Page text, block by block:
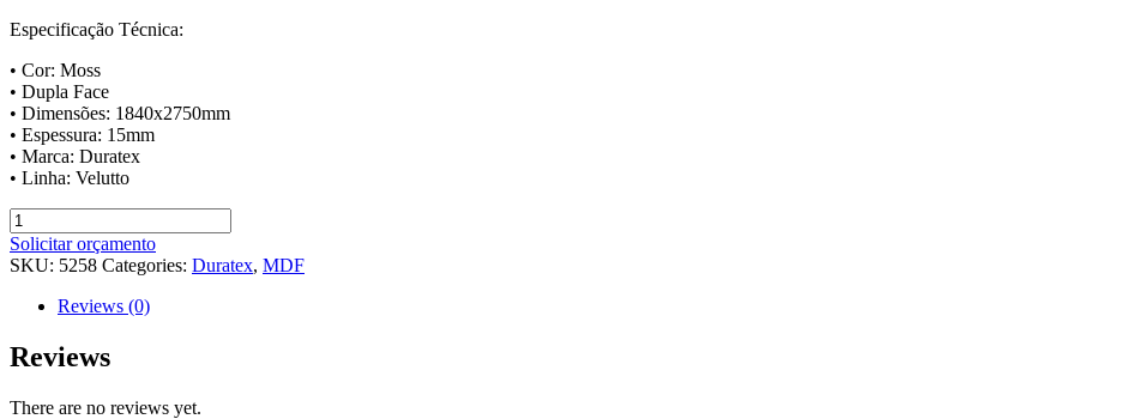
Especificação Técnica:
• Cor: Moss
• Dupla Face
• Dimensões: 1840x2750mm
• Espessura: 15mm
• Marca: Duratex
• Linha: Velutto
Placa
MDF
Duratex
15mm
Face
184X275
Solicitar orçamento
SKU: 5258 Categories: Duratex, MDF
Reviews (0)
Reviews
There are no reviews yet.